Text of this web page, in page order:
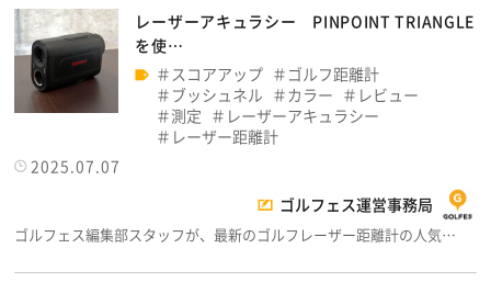
レーザーアキュラシー PINPOINT TRIANGLE
を使…
スコアアップ
ゴルフ距離計
ブッシュネル
カラー
レビュー
測定
レーザーアキュラシー
レーザー距離計
2025.07.07
ゴルフェス運営事務局
ゴルフェス編集部スタッフが、最新のゴルフレーザー距離計の人気…